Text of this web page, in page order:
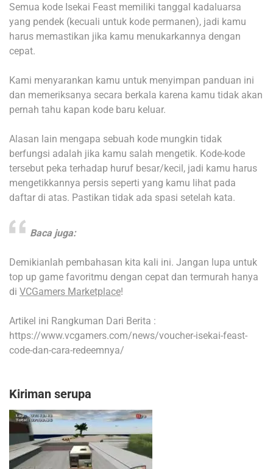
Semua kode Isekai Feast memiliki tanggal kadaluarsa
yang pendek (kecuali untuk kode permanen), jadi kamu
harus memastikan jika kamu menukarkannya dengan
cepat.
Kami menyarankan kamu untuk menyimpan panduan ini
dan memeriksanya secara berkala karena kamu tidak akan
pernah tahu kapan kode baru keluar.
Alasan lain mengapa sebuah kode mungkin tidak
berfungsi adalah jika kamu salah mengetik. Kode-kode
tersebut peka terhadap huruf besar/kecil, jadi kamu harus
mengetikkannya persis seperti yang kamu lihat pada
daftar di atas. Pastikan tidak ada spasi setelah kata.
Baca juga:
Demikianlah pembahasan kita kali ini. Jangan lupa untuk
top up game favoritmu dengan cepat dan termurah hanya
di VCGamers Marketplace!
Artikel ini Rangkuman Dari Berita :
https://www.vcgamers.com/news/voucher-isekai-feast-
code-dan-cara-redeemnya/
Kiriman serupa